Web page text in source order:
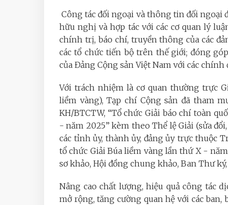
Công tác đối ngoại và thông tin đối ngoại
hữu nghị và hợp tác với các cơ quan lý
chính trị, báo chí, truyền thông của các
các tổ chức tiến bộ trên thế giới; đóng
của Đảng Cộng sản Việt Nam với các
Với trách nhiệm là cơ quan thường trực
liềm vàng), Tạp chí Cộng sản đã tham
KH/BTCTW, “Tổ chức Giải báo chí toàn
- năm 2025” kèm theo Thể lệ Giải (sửa
các tỉnh ủy, thành ủy, đảng ủy trực thuộc
tổ chức Giải Búa liềm vàng lần thứ X -
sơ khảo, Hội đồng chung khảo, Ban Thư
Nâng cao chất lượng, hiệu quả công tác
mở rộng, tăng cường quan hệ với các ban,